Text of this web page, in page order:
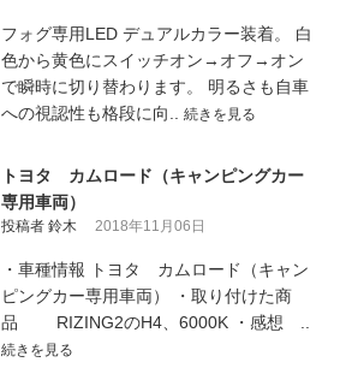
フォグ専用LED デュアルカラー装着。 白
色から黄色にスイッチオン→オフ→オン
で瞬時に切り替わります。 明るさも自車
への視認性も格段に向.. 続きを見る
トヨタ カムロード（キャンピングカー
専用車両）
投稿者 鈴木 2018年11月06日
・車種情報 トヨタ カムロード（キャン
ピングカー専用車両） ・取り付けた商
品 RIZING2のH4、6000K ・感想 ..
続きを見る